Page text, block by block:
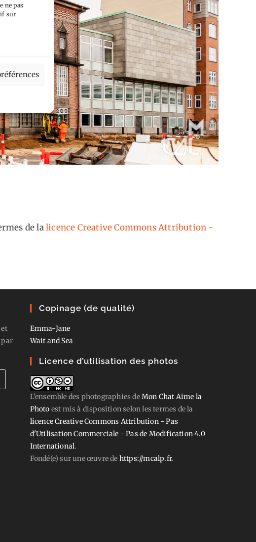
ne pas
sur
de lalicence Creative Commons Attribution -
par
Copinage (de qualité)
Emma-Jane
Wait and Sea
Licence d’utilisation des photos
L'ensemble des photographiesdeMon Chat Aime la
Photo est mis à disposition selon les termes de la
licence Creative Commons Attribution - Pas
d'Utilisation Commerciale - Pas de Modification 4.0
International.
Fondé(e) sur une œuvre de https://mcalp.fr.